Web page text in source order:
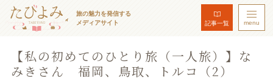
旅の魅力を発信する
メディアサイト
記事一覧 menu
【私の初めてのひとり旅（一人旅）】な
みきさん 福岡、鳥取、トルコ（2）